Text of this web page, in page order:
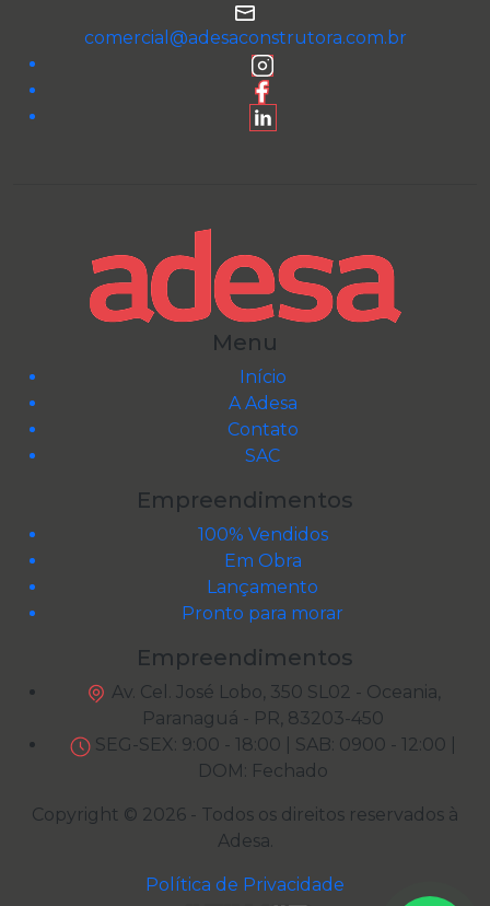
comercial@adesaconstrutora.com.br
Menu
Início
A Adesa
Contato
SAC
Empreendimentos
100% Vendidos
Em Obra
Lançamento
Pronto para morar
Empreendimentos
Av. Cel. José Lobo, 350 SL02 - Oceania,
Paranaguá - PR, 83203-450
SEG-SEX: 9:00 - 18:00 | SAB: 0900 - 12:00 |
DOM: Fechado
Copyright © 2026 - Todos os direitos reservados à
Adesa.
Política de Privacidade